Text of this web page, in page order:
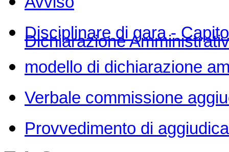
Disciplinare di gara -
Dichiarazione
modello di dichiarazione
Verbale commissione
Provvedimento di